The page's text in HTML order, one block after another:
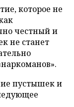
которое не
честный и
не станет
пустышек и